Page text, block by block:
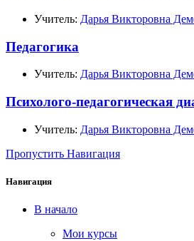
Учитель: Дарья Викторовна
Педагогика
Учитель: Дарья Викторовна
Психолого-педагогическая
Учитель: Дарья Викторовна
Пропустить Навигация
Навигация
В начало
Мои курсы